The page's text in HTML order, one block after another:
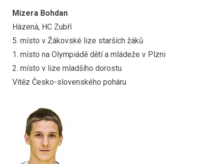
Mizera Bohdan
Házená, HC Zubří
5. místo v Žákovské lize starších žáků
1. místo na Olympiádě dětí a mládeže v Plzni
2. místo v lize mladšího dorostu
Vítěz Česko-slovenského poháru